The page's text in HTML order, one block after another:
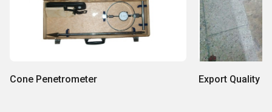
Cone Penetrometer Export Quality